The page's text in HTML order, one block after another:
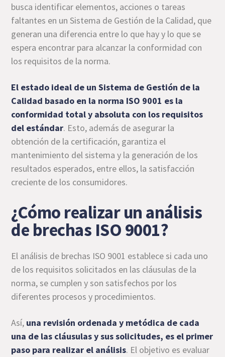
busca identificar elementos, acciones o tareas
faltantes en un Sistema de Gestión de la Calidad, que
generan una diferencia entre lo que hay y lo que se
espera encontrar para alcanzar la conformidad con
los requisitos de la norma.
El estado ideal de un Sistema de Gestión de la
Calidad basado en la norma ISO 9001 es la
conformidad total y absoluta con los requisitos
del estándar. Esto, además de asegurar la
obtención de la certificación, garantiza el
mantenimiento del sistema y la generación de los
resultados esperados, entre ellos, la satisfacción
creciente de los consumidores.
¿Cómo realizar un análisis
de brechas ISO 9001?
El análisis de brechas ISO 9001 establece si cada uno
de los requisitos solicitados en las cláusulas de la
norma, se cumplen y son satisfechos por los
diferentes procesos y procedimientos.
Así, una revisión ordenada y metódica de cada
una de las cláusulas y sus solicitudes, es el primer
paso para realizar el análisis. El objetivo es evaluar